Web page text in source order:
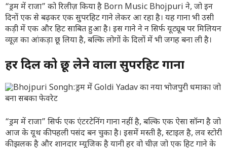
“ड्रम में राजा” को रिलीज़ किया है Born Music Bhojpuri ने, जो इन
दिनों एक से बढ़कर एक सुपरहिट गाने लेकर आ रहा है। यह गाना भी उसी
कड़ी में एक और हिट साबित हुआ है। इस गाने ने न सिर्फ यूट्यूब पर मिलियन
व्यूज़ का आंकड़ा छू लिया है, बल्कि लोगों के दिलों में भी जगह बना ली है।
हर दिल को छू लेने वाला सुपरहिट गाना
“ड्रम में राजा” सिर्फ एक एंटरटेनिंग गाना नहीं है, बल्कि एक ऐसा सॉन्ग है जो
आज के यूथ की पहली पसंद बन चुका है। इसमें मस्ती है, स्टाइल है, लव स्टोरी
की झलक है और शानदार म्यूजिक है यानी हर वो चीज़ जो एक हिट गाने के